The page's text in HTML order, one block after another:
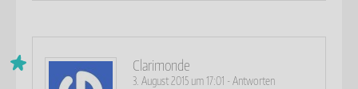
Clarimonde
3. August 2015 um 17:01 - Antworten